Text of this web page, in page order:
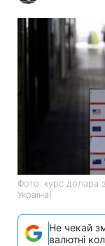
Фото: курс долара
Україна)
Не чекай
валютні